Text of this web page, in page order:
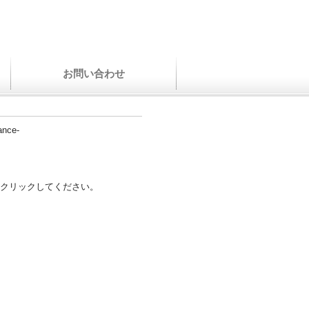
お問い合わせ
リックしてください。